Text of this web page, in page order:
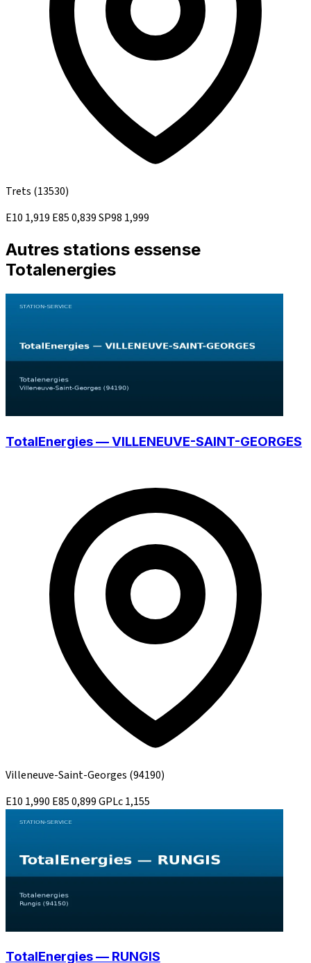
Trets (13530)
E10 1,919 E850,839SP98 1,999
Autres stations essense
Totalenergies
TotalEnergies — VILLENEUVE-SAINT-GEORGES
Villeneuve-Saint-Georges (94190)
E10 1,990 E850,899GPLc1,155
TotalEnergies — RUNGIS